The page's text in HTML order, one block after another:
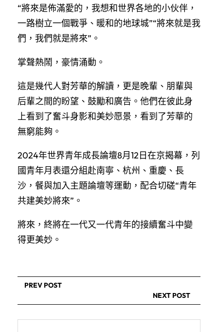
“將來是佈滿愛的，我想和世界各地的小伙伴，
一路樹立一個戰爭、暖和的地球城”“將來就是我
們，我們就是將來”。
掌聲熱鬧，豪情涌動。
這是幾代人對芳華的解讀，更是晚輩、朋輩與
后輩之間的盼望、鼓勵和廣告。他們在彼此身
上看到了奮斗身影和美妙愿景，看到了芳華的
無窮能夠。
2024年世界青年成長論壇8月12日在京揭幕，列
國青年月表還分組赴南寧、杭州、重慶、長
沙，餐與加入主題論壇等運動，配合切磋“青年
共建美妙將來”。
將來，終將在一代又一代青年的接續奮斗中變
得更美妙。
PREV POST
NEXT POST